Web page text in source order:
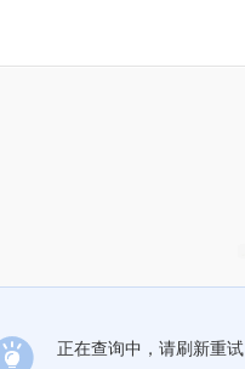
正在查询中，请刷新重试